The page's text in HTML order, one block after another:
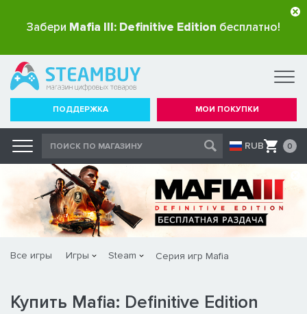
Забери Mafia III: Definitive Edition бесплатно!
ПОДДЕРЖКА МОИ ПОКУПКИ
RUB 0
Все игры Игры Steam Серия игр Mafia
Купить Mafia: Definitive Edition